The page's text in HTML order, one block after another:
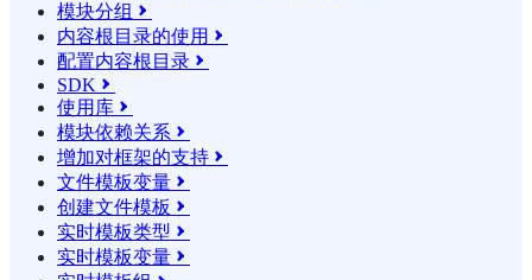
模块分组 
内容根目录的使用 
配置内容根目录 
SDK 
使用库 
模块依赖关系 
增加对框架的支持 
文件模板变量 
创建文件模板 
实时模板类型 
实时模板变量 